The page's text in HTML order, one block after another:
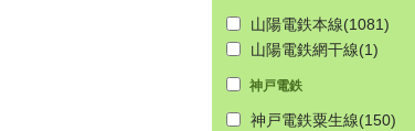
山陽電鉄本線(1081)
山陽電鉄網干線(1)
神戸電鉄
神戸電鉄粟生線(150)